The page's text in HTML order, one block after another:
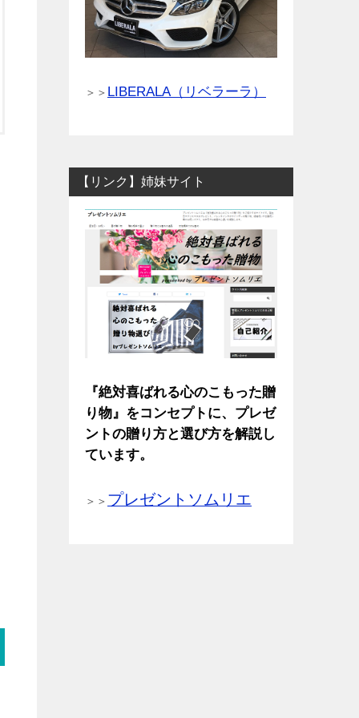
＞＞ LIBERALA（リベラーラ）
【リンク】姉妹サイト
『絶対喜ばれる心のこもった贈
り物』をコンセプトに、プレゼ
ントの贈り方と選び方を解説し
ています。
＞＞ プレゼントソムリエ